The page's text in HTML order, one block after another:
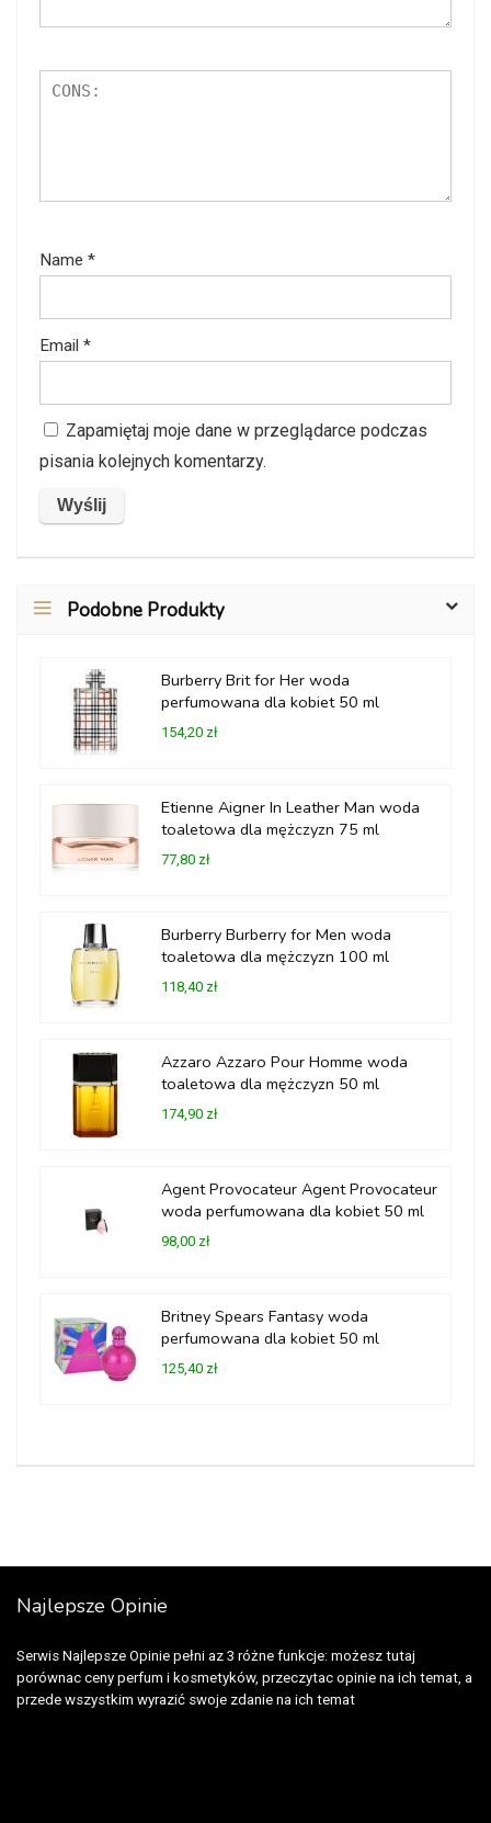
Name *
Email *
Zapamiętaj moje dane w przeglądarce podczas
pisania kolejnych komentarzy.
Podobne Produkty
Burberry Brit for Her woda
perfumowana dla kobiet 50 ml
154,20 zł
Etienne Aigner In Leather Man woda
toaletowa dla mężczyzn 75 ml
77,80 zł
Burberry Burberry for Men woda
toaletowa dla mężczyzn 100 ml
118,40 zł
Azzaro Azzaro Pour Homme woda
toaletowa dla mężczyzn 50 ml
174,90 zł
Agent Provocateur Agent Provocateur
woda perfumowana dla kobiet 50 ml
98,00 zł
Britney Spears Fantasy woda
perfumowana dla kobiet 50 ml
125,40 zł
Najlepsze Opinie
Serwis Najlepsze Opinie pełni az 3 różne funkcje: możesz tutaj
porównac ceny perfum i kosmetyków, przeczytac opinie na ich temat, a
przede wszystkim wyrazić swoje zdanie na ich temat